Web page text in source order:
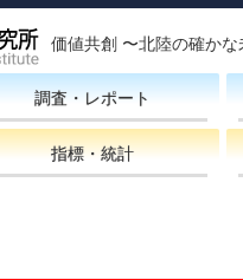
価値共創 〜北陸の確か
調査・レポート
指標・統計